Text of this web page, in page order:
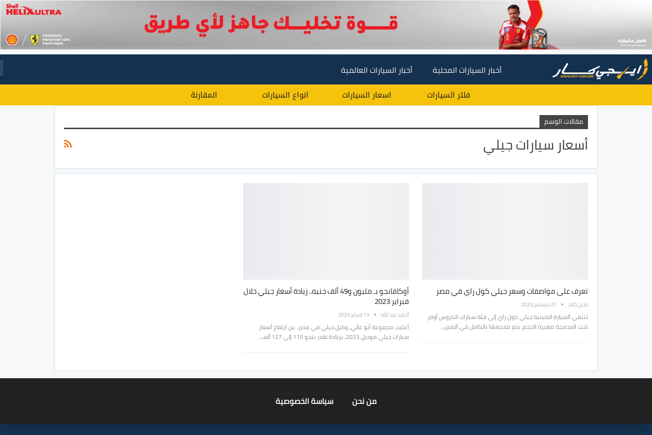
أخبار السيارات المحلية أخبار السيارات العالمية
فلتر السيارات اسعار السيارات انواع السيارات المقارنة
مقالات الوسم
أسعار سيارات جيلي
تعرف على مواصفات وسعر جيلي كول راي في مصر
نادين خالد 27 ديسمبر 2023
تنتمي السيارة الصينية جيلي كول راي إلى فئة سيارات الكروس أوفر
تحت المدمجة صغيرة الحجم، يتم تصنيعها بالكامل في الصين…
أوكافانجو بـ مليون و49 ألف جنيه.. زيادة أسعار جيلي خلال
فبراير 2023
أحمد عبد الله 13 فبراير 2023
أعلنت مجموعة أبو غالي، وكيل جيلي في مصر، عن ارتفاع أسعار
سيارات جيلي موديل 2023، بزيادة تقدر بنحو 110 إلى 127 ألف…
من نحن سياسة الخصوصية